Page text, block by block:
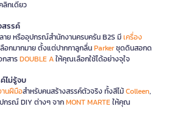
ลิกเดียว
สรรค์
ย หรืออุปกรณ์สำนักงานครบครัน B2S มีเครื่อง
ลือกมากมาย ตั้งแต่ปากกาลูกลื่นParkerชุดดินสอกด
กสารDOUBLE Aให้คุณเลือกใช้ได้อย่างจุใจ
ไม่รู้จบ
านฝีมือสำหรับคนสร้างสรรค์ตัวจริง ทั้งสีไม้Colleen,
กรณ์ DIY ต่างๆ จากMONT MARTEให้คุณ